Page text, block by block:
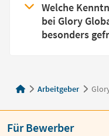
Welche
bei Glory
besonders
Arbeitgeber
Für Bewerber